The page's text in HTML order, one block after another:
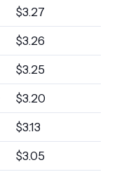
$3.27
$3.26
$3.25
$3.20
$3.13
$3.05